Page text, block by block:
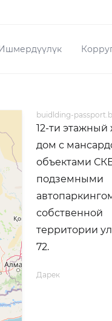
buidlding-
12-ти
дом с
объектами
подземными
собственной
территории
72.
Дарек